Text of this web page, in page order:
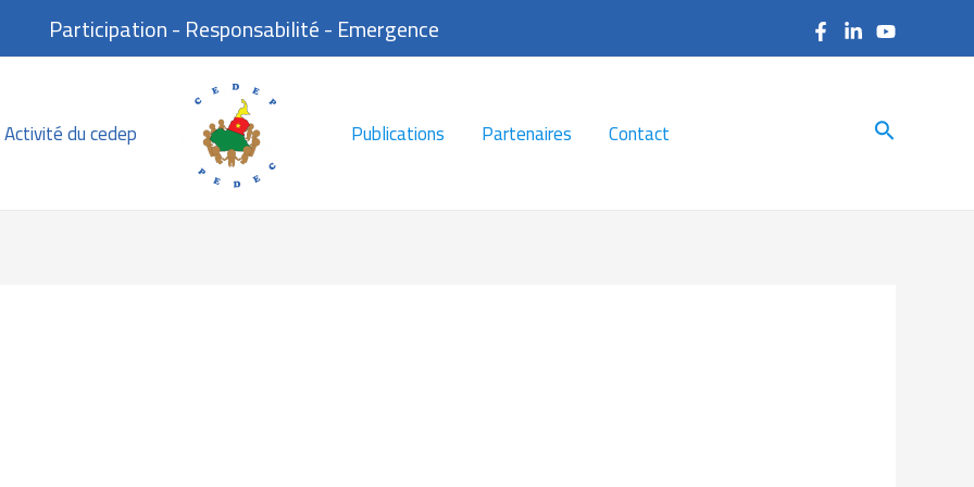
Participation - Responsabilité - Emergence
Activité du cedep Publications Partenaires Contact Search